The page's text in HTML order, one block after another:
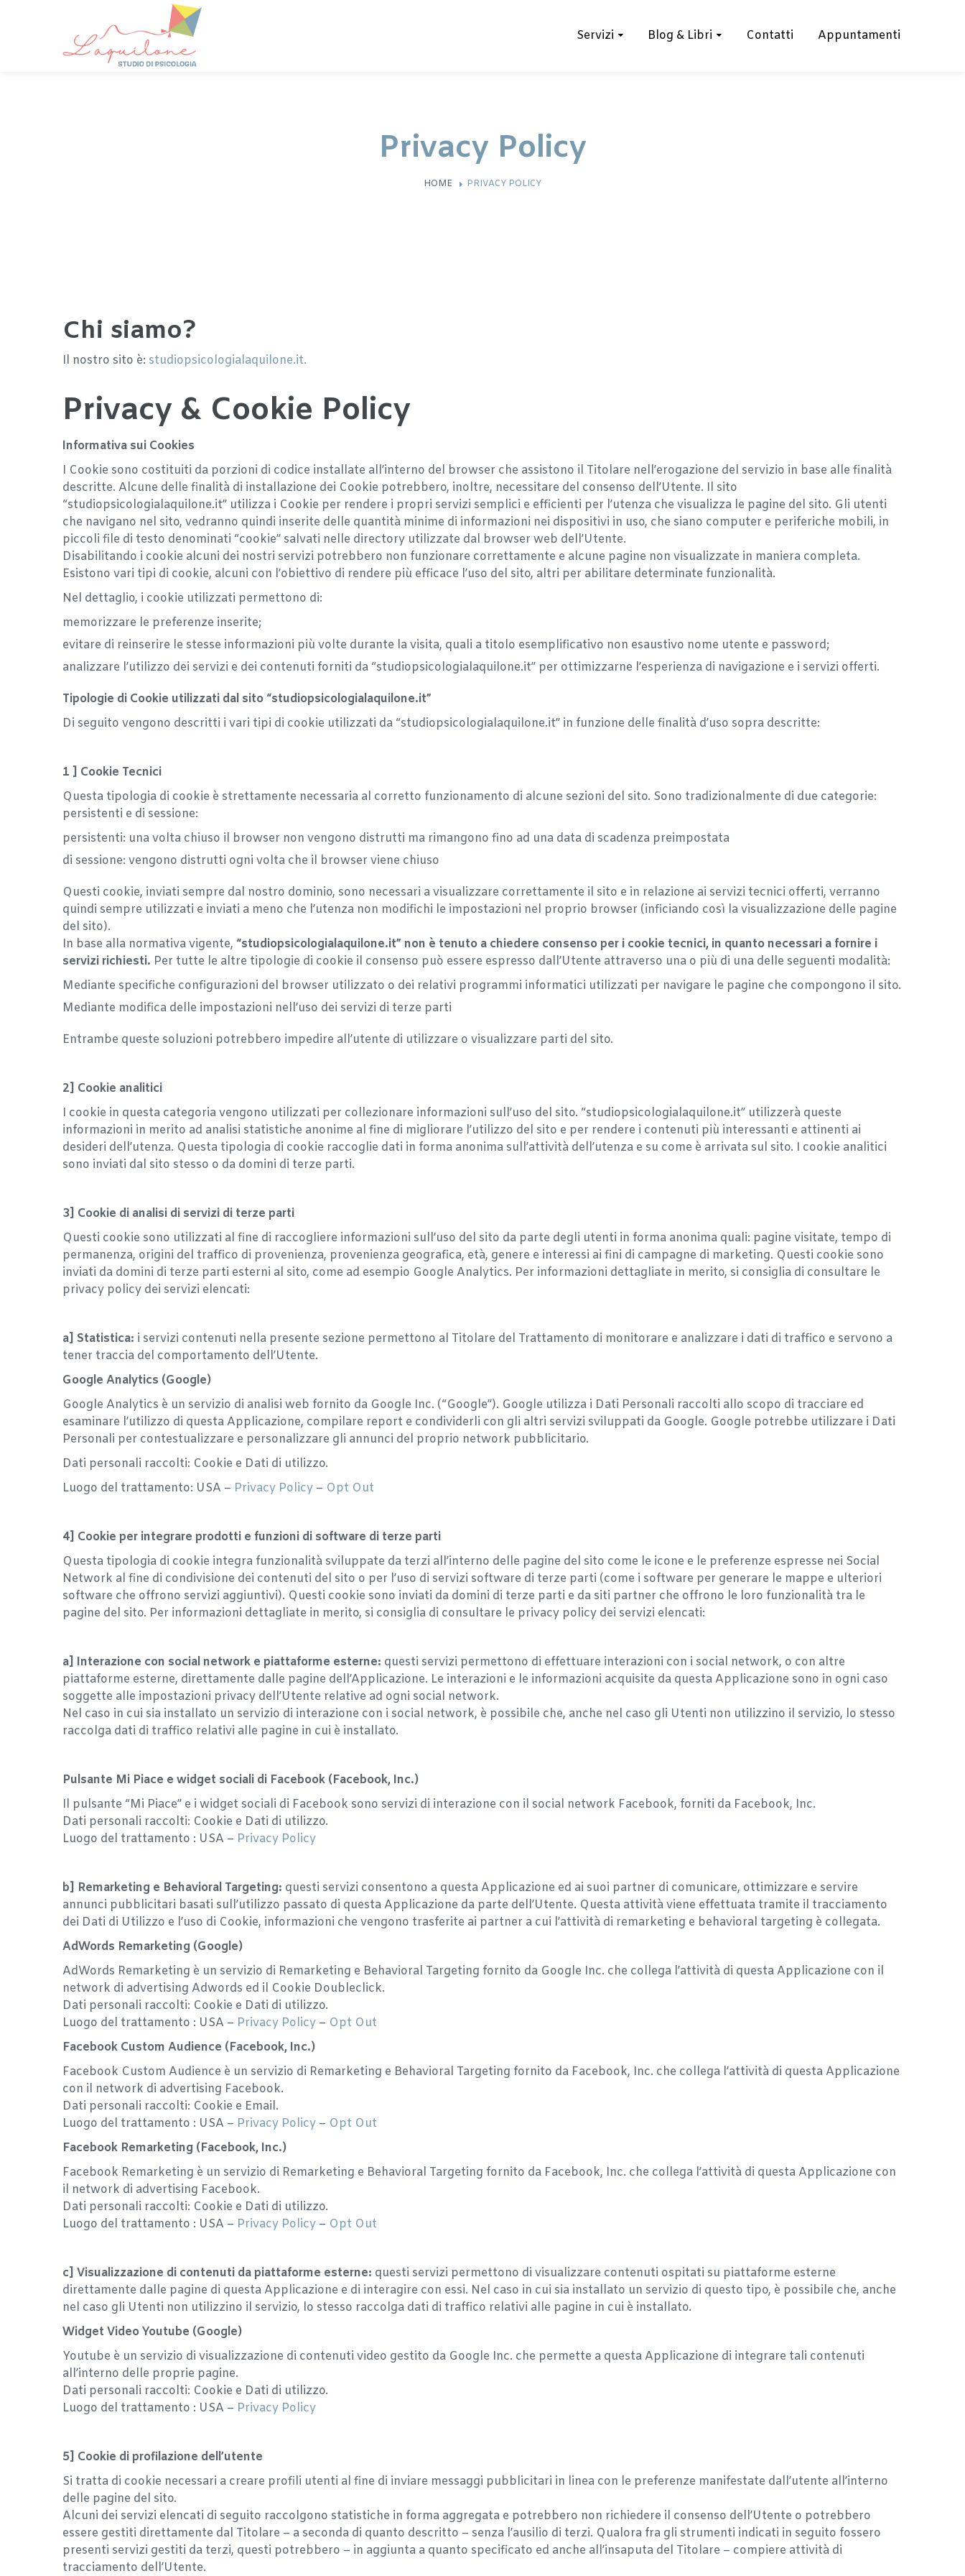
Servizi Blog & Libri Contatti Appuntamenti
Privacy Policy
HOME PRIVACY POLICY
Chi siamo?
Il nostro sito è: studiopsicologialaquilone.it.
Privacy & Cookie Policy
Informativa sui Cookies
I Cookie sono costituiti da porzioni di codice installate all’interno del browser che assistono il Titolare nell’erogazione del servizio in base alle finalità
descritte. Alcune delle finalità di installazione dei Cookie potrebbero, inoltre, necessitare del consenso dell’Utente. Il sito
“studiopsicologialaquilone.it” utilizza i Cookie per rendere i propri servizi semplici e efficienti per l’utenza che visualizza le pagine del sito. Gli utenti
che navigano nel sito, vedranno quindi inserite delle quantità minime di informazioni nei dispositivi in uso, che siano computer e periferiche mobili, in
piccoli file di testo denominati “cookie” salvati nelle directory utilizzate dal browser web dell’Utente.
Disabilitando i cookie alcuni dei nostri servizi potrebbero non funzionare correttamente e alcune pagine non visualizzate in maniera completa.
Esistono vari tipi di cookie, alcuni con l’obiettivo di rendere più efficace l’uso del sito, altri per abilitare determinate funzionalità.
Nel dettaglio, i cookie utilizzati permettono di:
memorizzare le preferenze inserite;
evitare di reinserire le stesse informazioni più volte durante la visita, quali a titolo esemplificativo non esaustivo nome utente e password;
analizzare l’utilizzo dei servizi e dei contenuti forniti da “studiopsicologialaquilone.it” per ottimizzarne l’esperienza di navigazione e i servizi offerti.
Tipologie di Cookie utilizzati dal sito “studiopsicologialaquilone.it”
Di seguito vengono descritti i vari tipi di cookie utilizzati da “studiopsicologialaquilone.it” in funzione delle finalità d’uso sopra descritte:
1 ] Cookie Tecnici
Questa tipologia di cookie è strettamente necessaria al corretto funzionamento di alcune sezioni del sito. Sono tradizionalmente di due categorie:
persistenti e di sessione:
persistenti: una volta chiuso il browser non vengono distrutti ma rimangono fino ad una data di scadenza preimpostata
di sessione: vengono distrutti ogni volta che il browser viene chiuso
Questi cookie, inviati sempre dal nostro dominio, sono necessari a visualizzare correttamente il sito e in relazione ai servizi tecnici offerti, verranno
quindi sempre utilizzati e inviati a meno che l’utenza non modifichi le impostazioni nel proprio browser (inficiando così la visualizzazione delle pagine
del sito).
In base alla normativa vigente, “studiopsicologialaquilone.it” non è tenuto a chiedere consenso per i cookie tecnici, in quanto necessari a fornire i
servizi richiesti. Per tutte le altre tipologie di cookie il consenso può essere espresso dall’Utente attraverso una o più di una delle seguenti modalità:
Mediante specifiche configurazioni del browser utilizzato o dei relativi programmi informatici utilizzati per navigare le pagine che compongono il sito.
Mediante modifica delle impostazioni nell’uso dei servizi di terze parti
Entrambe queste soluzioni potrebbero impedire all’utente di utilizzare o visualizzare parti del sito.
2] Cookie analitici
I cookie in questa categoria vengono utilizzati per collezionare informazioni sull’uso del sito. “studiopsicologialaquilone.it” utilizzerà queste
informazioni in merito ad analisi statistiche anonime al fine di migliorare l’utilizzo del sito e per rendere i contenuti più interessanti e attinenti ai
desideri dell’utenza. Questa tipologia di cookie raccoglie dati in forma anonima sull’attività dell’utenza e su come è arrivata sul sito. I cookie analitici
sono inviati dal sito stesso o da domini di terze parti.
3] Cookie di analisi di servizi di terze parti
Questi cookie sono utilizzati al fine di raccogliere informazioni sull’uso del sito da parte degli utenti in forma anonima quali: pagine visitate, tempo di
permanenza, origini del traffico di provenienza, provenienza geografica, età, genere e interessi ai fini di campagne di marketing. Questi cookie sono
inviati da domini di terze parti esterni al sito, come ad esempio Google Analytics. Per informazioni dettagliate in merito, si consiglia di consultare le
privacy policy dei servizi elencati:
a] Statistica: i servizi contenuti nella presente sezione permettono al Titolare del Trattamento di monitorare e analizzare i dati di traffico e servono a
tener traccia del comportamento dell’Utente.
Google Analytics (Google)
Google Analytics è un servizio di analisi web fornito da Google Inc. (“Google”). Google utilizza i Dati Personali raccolti allo scopo di tracciare ed
esaminare l’utilizzo di questa Applicazione, compilare report e condividerli con gli altri servizi sviluppati da Google. Google potrebbe utilizzare i Dati
Personali per contestualizzare e personalizzare gli annunci del proprio network pubblicitario.
Dati personali raccolti: Cookie e Dati di utilizzo.
Luogo del trattamento: USA – Privacy Policy – Opt Out
4] Cookie per integrare prodotti e funzioni di software di terze parti
Questa tipologia di cookie integra funzionalità sviluppate da terzi all’interno delle pagine del sito come le icone e le preferenze espresse nei Social
Network al fine di condivisione dei contenuti del sito o per l’uso di servizi software di terze parti (come i software per generare le mappe e ulteriori
software che offrono servizi aggiuntivi). Questi cookie sono inviati da domini di terze parti e da siti partner che offrono le loro funzionalità tra le
pagine del sito. Per informazioni dettagliate in merito, si consiglia di consultare le privacy policy dei servizi elencati:
a] Interazione con social network e piattaforme esterne: questi servizi permettono di effettuare interazioni con i social network, o con altre
piattaforme esterne, direttamente dalle pagine dell’Applicazione. Le interazioni e le informazioni acquisite da questa Applicazione sono in ogni caso
soggette alle impostazioni privacy dell’Utente relative ad ogni social network.
Nel caso in cui sia installato un servizio di interazione con i social network, è possibile che, anche nel caso gli Utenti non utilizzino il servizio, lo stesso
raccolga dati di traffico relativi alle pagine in cui è installato.
Pulsante Mi Piace e widget sociali di Facebook (Facebook, Inc.)
Il pulsante “Mi Piace” e i widget sociali di Facebook sono servizi di interazione con il social network Facebook, forniti da Facebook, Inc.
Dati personali raccolti: Cookie e Dati di utilizzo.
Luogo del trattamento : USA – Privacy Policy
b] Remarketing e Behavioral Targeting: questi servizi consentono a questa Applicazione ed ai suoi partner di comunicare, ottimizzare e servire
annunci pubblicitari basati sull’utilizzo passato di questa Applicazione da parte dell’Utente. Questa attività viene effettuata tramite il tracciamento
dei Dati di Utilizzo e l’uso di Cookie, informazioni che vengono trasferite ai partner a cui l’attività di remarketing e behavioral targeting è collegata.
AdWords Remarketing (Google)
AdWords Remarketing è un servizio di Remarketing e Behavioral Targeting fornito da Google Inc. che collega l’attività di questa Applicazione con il
network di advertising Adwords ed il Cookie Doubleclick.
Dati personali raccolti: Cookie e Dati di utilizzo.
Luogo del trattamento : USA – Privacy Policy – Opt Out
Facebook Custom Audience (Facebook, Inc.)
Facebook Custom Audience è un servizio di Remarketing e Behavioral Targeting fornito da Facebook, Inc. che collega l’attività di questa Applicazione
con il network di advertising Facebook.
Dati personali raccolti: Cookie e Email.
Luogo del trattamento : USA – Privacy Policy – Opt Out
Facebook Remarketing (Facebook, Inc.)
Facebook Remarketing è un servizio di Remarketing e Behavioral Targeting fornito da Facebook, Inc. che collega l’attività di questa Applicazione con
il network di advertising Facebook.
Dati personali raccolti: Cookie e Dati di utilizzo.
Luogo del trattamento : USA – Privacy Policy – Opt Out
c] Visualizzazione di contenuti da piattaforme esterne: questi servizi permettono di visualizzare contenuti ospitati su piattaforme esterne
direttamente dalle pagine di questa Applicazione e di interagire con essi. Nel caso in cui sia installato un servizio di questo tipo, è possibile che, anche
nel caso gli Utenti non utilizzino il servizio, lo stesso raccolga dati di traffico relativi alle pagine in cui è installato.
Widget Video Youtube (Google)
Youtube è un servizio di visualizzazione di contenuti video gestito da Google Inc. che permette a questa Applicazione di integrare tali contenuti
all’interno delle proprie pagine.
Dati personali raccolti: Cookie e Dati di utilizzo.
Luogo del trattamento : USA – Privacy Policy
5] Cookie di profilazione dell’utente
Si tratta di cookie necessari a creare profili utenti al fine di inviare messaggi pubblicitari in linea con le preferenze manifestate dall’utente all’interno
delle pagine del sito.
Alcuni dei servizi elencati di seguito raccolgono statistiche in forma aggregata e potrebbero non richiedere il consenso dell’Utente o potrebbero
essere gestiti direttamente dal Titolare – a seconda di quanto descritto – senza l’ausilio di terzi. Qualora fra gli strumenti indicati in seguito fossero
presenti servizi gestiti da terzi, questi potrebbero – in aggiunta a quanto specificato ed anche all’insaputa del Titolare – compiere attività di
tracciamento dell’Utente.